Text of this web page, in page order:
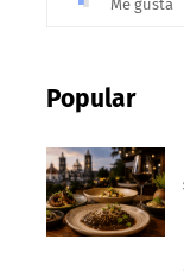
Me gusta
Popular